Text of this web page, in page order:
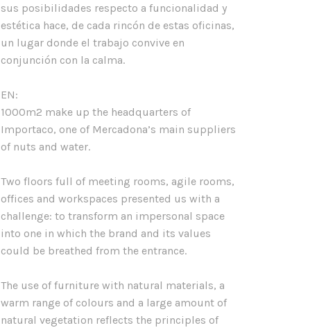
sus posibilidades respecto a funcionalidad y
estética hace, de cada rincón de estas oficinas,
un lugar donde el trabajo convive en
conjunción con la calma.
EN:
1000m2 make up the headquarters of
Importaco, one of Mercadona’s main suppliers
of nuts and water.
Two floors full of meeting rooms, agile rooms,
offices and workspaces presented us with a
challenge: to transform an impersonal space
into one in which the brand and its values
could be breathed from the entrance.
The use of furniture with natural materials, a
warm range of colours and a large amount of
natural vegetation reflects the principles of